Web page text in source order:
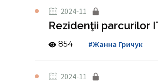
2024-11
Rezidenţii parcurilor
854 #Жанна Гричук
2024-11